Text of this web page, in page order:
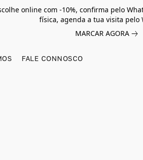
online com -10%, confirma pelo
física, agenda a tua visita pelo
MARCAR AGORA
FALE CONNOSCO